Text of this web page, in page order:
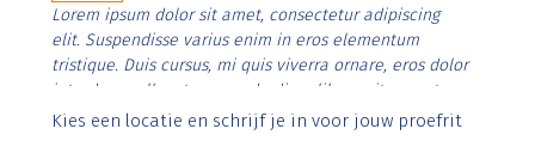
Lorem ipsum dolor sit amet, consectetur adipiscing
elit. Suspendisse varius enim in eros elementum
tristique. Duis cursus, mi quis viverra ornare, eros dolor
interdum nulla, ut commodo diam libero vitae erat.
Aenean faucibus nibh et justo cursus id rutrum lorem
Kies een locatie en schrijf je in voor jouw proefrit